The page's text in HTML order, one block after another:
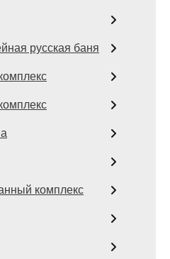
русская баня
комплекс